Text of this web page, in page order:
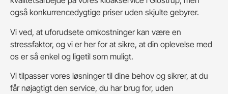
også konkurrencedygtige priser uden skjulte gebyrer.
Vi ved, at uforudsete omkostninger kan være en
stressfaktor, og vi er her for at sikre, at din oplevelse med
os er så enkel og ligetil som muligt.
Vi tilpasser vores løsninger til dine behov og sikrer, at du
får nøjagtigt den service, du har brug for, uden